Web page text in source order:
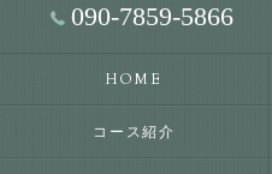
090-7859-5866
HOME
コース紹介